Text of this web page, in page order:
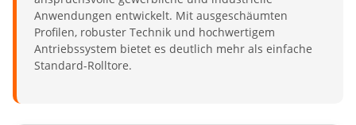
Anwendungen entwickelt. Mit ausgeschäumten
Profilen, robuster Technik und hochwertigem
Antriebssystem bietet es deutlich mehr als einfache
Standard-Rolltore.